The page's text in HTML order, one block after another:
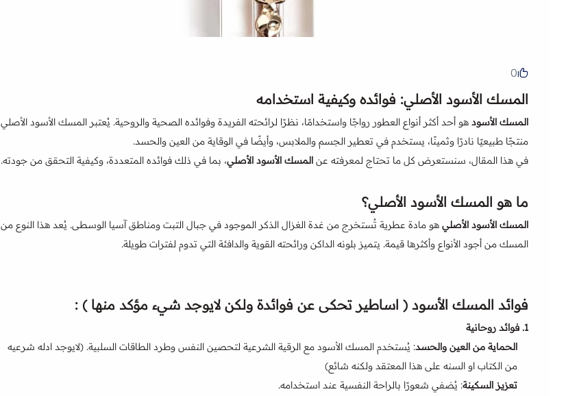
0
المسك الأسود الأصلي: فوائده وكيفية استخدامه
المسك الأسود هو أحد أكثر أنواع العطور رواجًا واستخدامًا، نظرًا لرائحته الفريدة وفوائده الصحية والروحية. يُعتبر المسك الأسود الأصلي
منتجًا طبيعيًا نادرًا وثمينًا، يستخدم في تعطير الجسم والملابس، وأيضًا في الوقاية من العين والحسد.
في هذا المقال، سنستعرض كل ما تحتاج لمعرفته عن المسك الأسود الأصلي، بما في ذلك فوائده المتعددة، وكيفية التحقق من جودته.
ما هو المسك الأسود الأصلي؟
المسك الأسود الأصلي هو مادة عطرية تُستخرج من غدة الغزال الذكر الموجود في جبال التبت ومناطق آسيا الوسطى. يُعد هذا النوع من
المسك من أجود الأنواع وأكثرها قيمة. يتميز بلونه الداكن ورائحته القوية والدافئة التي تدوم لفترات طويلة.
فوائد المسك الأسود ( اساطير تحكى عن فوائدة ولكن لايوجد شيء مؤكد منها ) :
1. فوائد روحانية
الحماية من العين والحسد: يُستخدم المسك الأسود مع الرقية الشرعية لتحصين النفس وطرد الطاقات السلبية. (لايوجد ادله شرعيه
من الكتاب او السنه على هذا المعتقد ولكنه شائع)
تعزيز السكينة: يُضفي شعورًا بالراحة النفسية عند استخدامه.